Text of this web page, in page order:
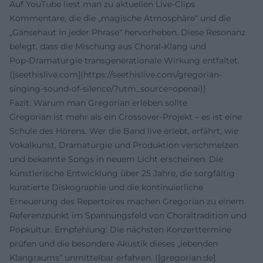
Auf YouTube liest man zu aktuellen Live‑Clips
Kommentare, die die „magische Atmosphäre“ und die
„Gänsehaut in jeder Phrase“ hervorheben. Diese Resonanz
belegt, dass die Mischung aus Choral‑Klang und
Pop‑Dramaturgie transgenerationale Wirkung entfaltet.
([seethislive.com](https://seethislive.com/gregorian-
singing-sound-of-silence/?utm_source=openai))
Fazit: Warum man Gregorian erleben sollte
Gregorian ist mehr als ein Crossover‑Projekt – es ist eine
Schule des Hörens. Wer die Band live erlebt, erfährt, wie
Vokalkunst, Dramaturgie und Produktion verschmelzen
und bekannte Songs in neuem Licht erscheinen. Die
künstlerische Entwicklung über 25 Jahre, die sorgfältig
kuratierte Diskographie und die kontinuierliche
Erneuerung des Repertoires machen Gregorian zu einem
Referenzpunkt im Spannungsfeld von Choraltradition und
Popkultur. Empfehlung: Die nächsten Konzerttermine
prüfen und die besondere Akustik dieses „lebenden
Klangraums“ unmittelbar erfahren. ([gregorian.de]